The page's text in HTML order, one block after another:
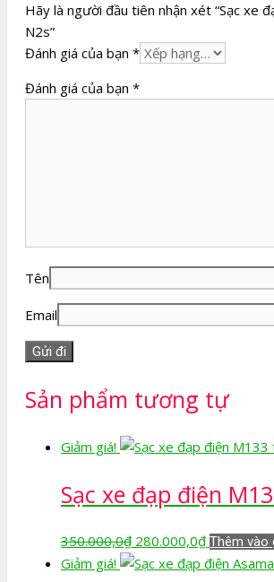
Hãy là người đầu tiên nhận xét “Sạc xe
N2s”
Đánh giá của bạn *
Đánh giá của bạn *
Tên
Email
Sản phẩm tương tự
Giảm giá!
Sạc xe đạp điện
350.000,0₫ Giá
gốc
280.000,0₫Giá
hiện
Thêm vào
Giảm giá!